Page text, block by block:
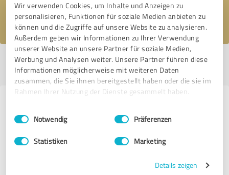
Wir verwenden Cookies, um Inhalte und Anzeigen zu
personalisieren, Funktionen für soziale Medien anbieten zu
können und die Zugriffe auf unsere Website zu analysieren.
Außerdem geben wir Informationen zu Ihrer Verwendung
unserer Website an unsere Partner für soziale Medien,
Werbung und Analysen weiter. Unsere Partner führen diese
Informationen möglicherweise mit weiteren Daten
zusammen, die Sie ihnen bereitgestellt haben oder die sie im
Rahmen Ihrer Nutzung der Dienste gesammelt haben.
Impressum Datenschutzbestimmungen
Einwilligungsauswahl
Notwendig Präferenzen
Statistiken Marketing
Details zeigen
Ich stimme denDatenschutzbestimmungenzu.
Profil aktiv seit 29.08.2022 |Letzte Aktualisierung: 29.08.2022|Profil
melden
Anbietern aus dem Bereich
Marketing